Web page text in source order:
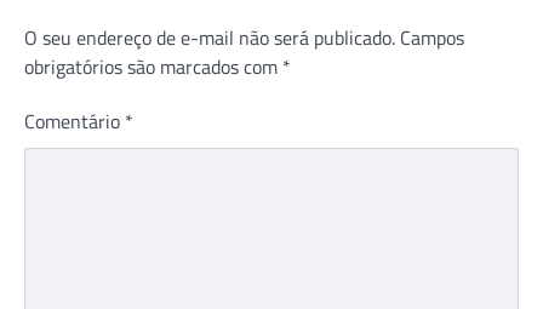
O seu endereço de e-mail não será publicado. Campos
obrigatórios são marcados com *
Comentário *